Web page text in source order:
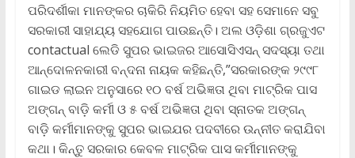
ପରିଦର୍ଶୀକା ମାନଙ୍କର ଚାକିରି ନିୟମିତ ହେବା ସହ ସେମାନେ ସବୁ
ସରକାରୀ ସାହାଯ୍ୟ ସହଯୋଗ ପାଉଛନ୍ତି। ଅଲ ଓଡ଼ିଶା ଗ୍ରଜୁଏଟ
contactual ଲେଡି ସୁପର ଭାଇଜର ଆସୋସିଏସନ୍ ସଦସ୍ୟା ତଥା
ଆନ୍ଦୋଳନକାରୀ ବନ୍ଦନା ନାୟକ କହିଛନ୍ତି,”ସରକାରଙ୍କ ୨୯୯୮
ଗାଇଡ ଲାଇନ ଅନୁସାରେ ୧୦ ବର୍ଷ ଅଭିଜ୍ଞତା ଥିବା ମାଟ୍ରିକ ପାସ
ଅଙ୍ଗନ୍ ବାଡ଼ି କର୍ମୀ ଓ ୫ ବର୍ଷ ଅଭିଜ୍ଞତା ଥିବା ସ୍ନାତକ ଅଙ୍ଗନ୍
ବାଡ଼ି କର୍ମୀମାନଙ୍କୁ ସୁପର ଭାଇଯର ପଦବୀରେ ଉନ୍ନୀତ କରାଯିବା
କଥା। କିନ୍ତୁ ସରକାର କେବଳ ମାଟ୍ରିକ ପାସ କର୍ମୀମାନଙ୍କୁ